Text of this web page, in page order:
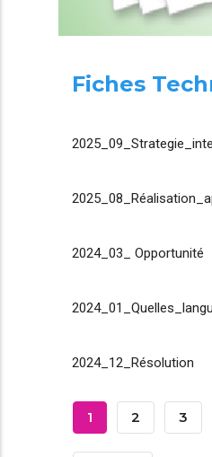
Fiches
2024_03_ Opportunité
2024_12_Résolution
Pagination
Page
Courante
1 Page
2 Page
3